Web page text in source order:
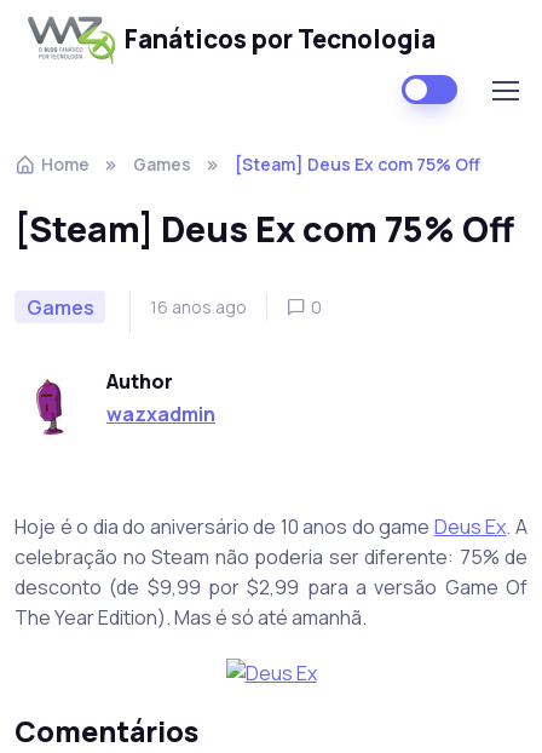
Fanáticos por Tecnologia
Home Games [Steam] Deus Ex com 75% Off
[Steam] Deus Ex com 75% Off
Games 16 anos ago 0
Author
wazxadmin
Hoje é o dia do aniversário de 10 anos do game Deus Ex. A
celebração no Steam não poderia ser diferente: 75% de
desconto (de $9,99 por $2,99 para a versão Game Of
The Year Edition). Mas é só até amanhã.
Comentários